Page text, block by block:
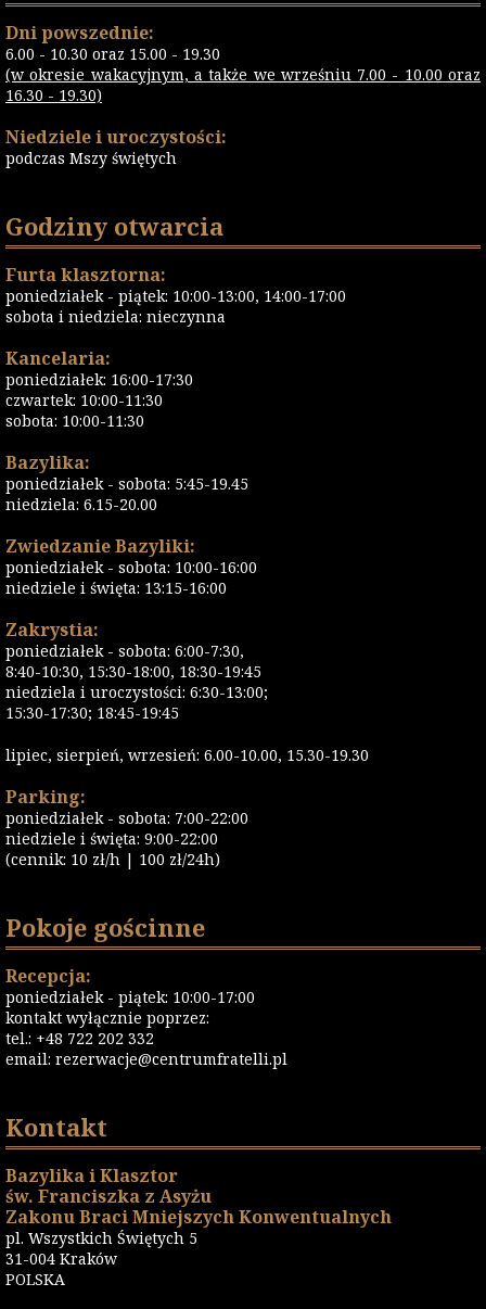
Dni powszednie:
6.00 - 10.30 oraz 15.00 - 19.30
(w okresie wakacyjnym, a także we wrześniu 7.00 - 10.00 oraz
16.30 - 19.30)
Niedziele i uroczystości:
podczas Mszy świętych
Godziny otwarcia
Furta klasztorna:
poniedziałek - piątek: 10:00-13:00, 14:00-17:00
sobota i niedziela: nieczynna
Kancelaria:
poniedziałek: 16:00-17:30
czwartek: 10:00-11:30
sobota: 10:00-11:30
Bazylika:
poniedziałek - sobota: 5:45-19.45
niedziela: 6.15-20.00
Zwiedzanie Bazyliki:
poniedziałek - sobota: 10:00-16:00
niedziele i święta: 13:15-16:00
Zakrystia:
poniedziałek - sobota: 6:00-7:30,
8:40-10:30, 15:30-18:00, 18:30-19:45
niedziela i uroczystości: 6:30-13:00;
15:30-17:30; 18:45-19:45
lipiec, sierpień, wrzesień: 6.00-10.00, 15.30-19.30
Parking:
poniedziałek - sobota: 7:00-22:00
niedziele i święta: 9:00-22:00
(cennik: 10 zł/h | 100 zł/24h)
Pokoje gościnne
Recepcja:
poniedziałek - piątek: 10:00-17:00
kontakt wyłącznie poprzez:
tel.: +48 722 202 332
email: rezerwacje@centrumfratelli.pl
Kontakt
Bazylika i Klasztor
św. Franciszka z Asyżu
Zakonu Braci Mniejszych Konwentualnych
pl. Wszystkich Świętych 5
31-004 Kraków
POLSKA